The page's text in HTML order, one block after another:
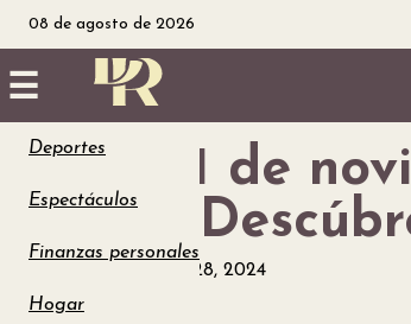
08 de agosto de 2026
☰
Inicio
¿Es el 1 de
2024?
octubre 28, 2024
Deportes
Espectáculos
Finanzas personales
Hogar